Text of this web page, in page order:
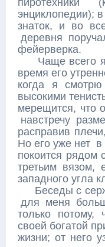
энциклопедии);
знаток, и во
деревня
фейерверка.
Чаще всего я
время его
когда я
высокими
мерещится,
навстречу
расправив
Но его уже нет
покоится рядом
третьим вязом,
западного угла
Беседы с
для меня
только
своей богатой
жизни; от него